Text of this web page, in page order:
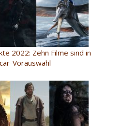
2022: Zehn Filme sind in
Vorauswahl